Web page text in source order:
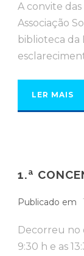
A convite das
Associação
biblioteca da
LER MAIS
1.ª
Publicado em
Decorreu no
9:30 h e as